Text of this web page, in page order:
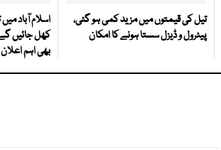
تیل کی قیمتوں میں مزید کمی ہو گئی،
پیٹرول و ڈیزل سستا ہونے کا امکان
اسلام آباد
کھل جائیں
بھی اہم اعلان